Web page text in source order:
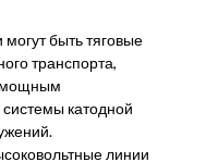
быть тяговые
транспорта,
мощным
катодной
линии